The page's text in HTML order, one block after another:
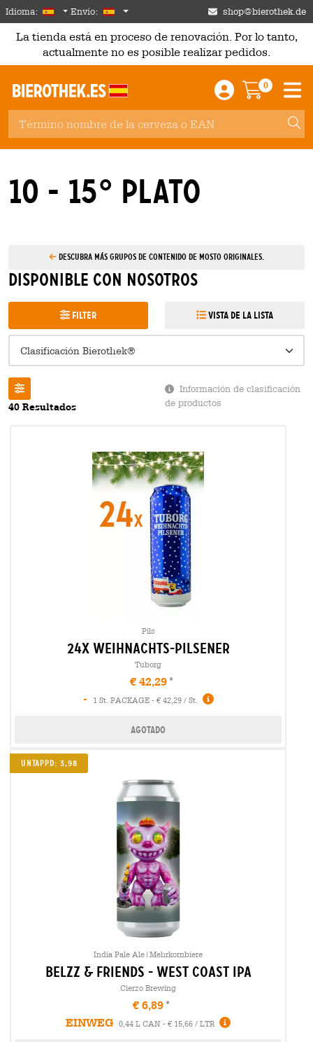
Skip to main content
Idioma: Spanish
Envío: España shop@bierothek.de
La tienda está en proceso de renovación. Por lo tanto,
actualmente no es posible realizar pedidos.
Einloggen /
0
10 - 15° Plato
Descubra más grupos de contenido de mosto originales.
Disponible con nosotros
Filter Vista de la lista
40 Resultados
Información de clasificación
de productos
Pils
24x weihnachts-pilsener
Tuborg
€ 42,29
-
1 St. PACKAGE - € 42,29 / St.
Agotado
UNTAPPD: 3,98
India Pale Ale|Mehrkornbiere
belzz & friends - west coast ipa
Cierzo Brewing
€ 6,89
EINWEG
0,44 L CAN - € 15,66 / LTR